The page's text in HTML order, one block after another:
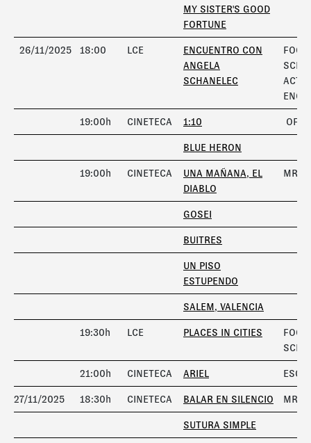
MY SISTER'S GOOD
FORTUNE
26/11/2025 18:00 LCE
ENCUENTRO CON
ANGELA
SCHANELEC
19:00h CINETECA 1:10
BLUE HERON
19:00h CINETECA
UNA MAÑANA, EL
DIABLO
GOSEI
BUITRES
UN PISO
ESTUPENDO
SALEM, VALENCIA
19:30h LCE PLACES IN CITIES
21:00h CINETECA ARIEL
27/11/2025 18:30h CINETECA BALAR EN SILENCIO
SUTURA SIMPLE